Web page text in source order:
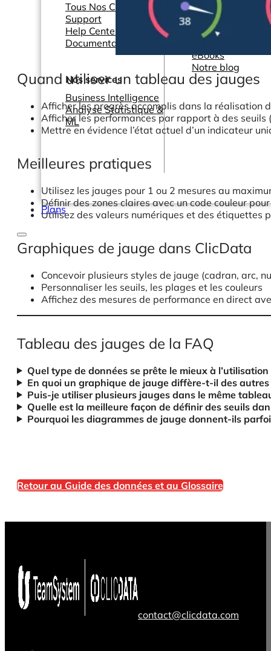
Tous Nos Canaux de
Support
Help Center &
Documentation
Nos services
Business Intelligence
Analyse Statistique &
ML
Tableaux de
Rapports
Connecteurs
eBooks
Notre blog
Plans
Quand utiliser un tableau des jauges
Afficher les progrès accomplis dans la réalisation
Afficher les performances par rapport à des seuils
Mettre en évidence l’état actuel d’un indicateur
Meilleures pratiques
Utilisez les jauges pour 1 ou 2 mesures au
Définir des zones claires avec un code couleur
Utilisez des valeurs numériques et des étiquettes
Graphiques de jauge dans ClicData
Concevoir plusieurs styles de jauge (cadran, arc,
Personnaliser les seuils, les plages et les couleurs
Affichez des mesures de performance en direct
Tableau des jauges de la FAQ
Quel type de données se prête le mieux à
En quoi un graphique de jauge diffère-t-il des
Puis-je utiliser plusieurs jauges dans le même
Quelle est la meilleure façon de définir des seuils
Pourquoi les diagrammes de jauge donnent-ils
Retour au Guide des données et au Glossaire
contact@clicdata.com